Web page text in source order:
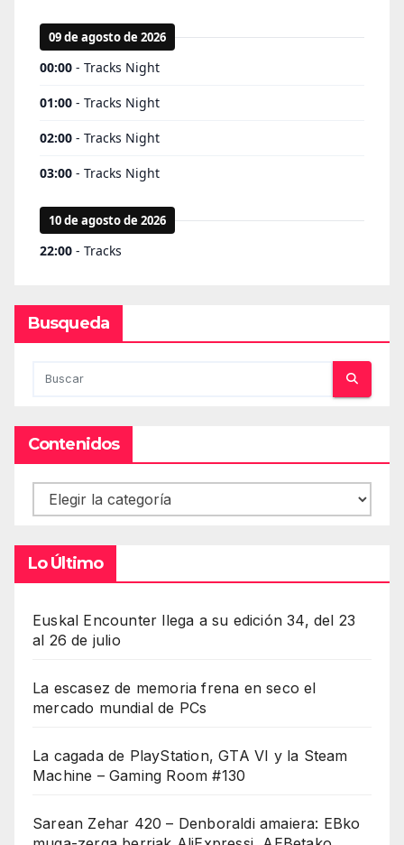
Busqueda
Contenidos
Contenidos
Lo Último
Euskal Encounter llega a su edición 34, del 23
al 26 de julio
La escasez de memoria frena en seco el
mercado mundial de PCs
La cagada de PlayStation, GTA VI y la Steam
Machine – Gaming Room #130
Sarean Zehar 420 – Denboraldi amaiera: EBko